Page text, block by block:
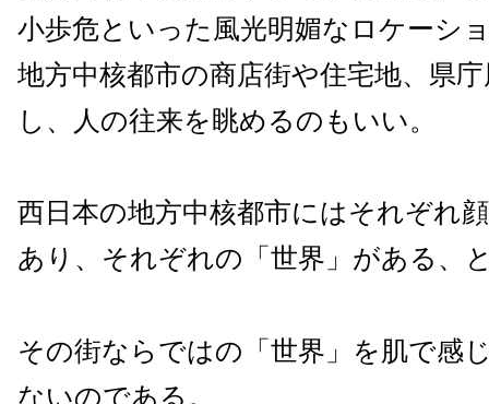
小歩危といった風光明媚なロケーシ
地方中核都市の商店街や住宅地、県
し、人の往来を眺めるのもいい。
西日本の地方中核都市にはそれぞれ
あり、それぞれの「世界」がある、
その街ならではの「世界」を肌で感
ないのである。